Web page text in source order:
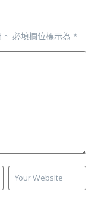
必填欄位標示為 *